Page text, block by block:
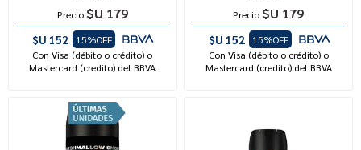
Precio $U 179
$U 152
15%OFF
Con Visa (débito o crédito) o
Mastercard (credito) del BBVA
Precio $U 179
$U 152
15%OFF
Con Visa (débito o crédito) o
Mastercard (credito) del BBVA